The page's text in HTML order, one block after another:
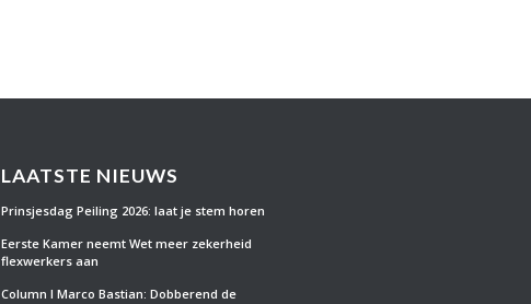
LAATSTE NIEUWS
Prinsjesdag Peiling 2026: laat je stem horen
Eerste Kamer neemt Wet meer zekerheid
flexwerkers aan
Column l Marco Bastian: Dobberend de